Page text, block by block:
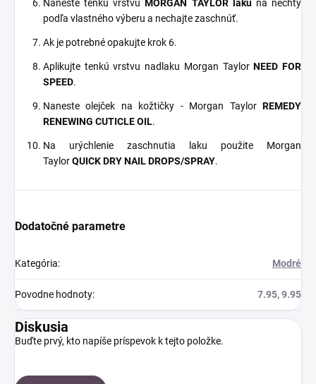
Naneste tenkú vrstvu MORGAN TAYLOR lakuna nechty
podľa vlastného výberu a nechajte zaschnúť.
Ak je potrebné opakujte krok 6.
Aplikujte tenkú vrstvu nadlaku Morgan TaylorNEED FOR
SPEED.
Naneste olejček na kožtičky - Morgan Taylor REMEDY
RENEWING CUTICLE OIL.
Na urýchlenie zaschnutia laku použite Morgan
TaylorQUICK DRY NAIL DROPS/SPRAY.
Dodatočné parametre
Kategória: Modré
Povodne hodnoty: 7.95, 9.95
Diskusia
Buďte prvý, kto napíše príspevok k tejto položke.